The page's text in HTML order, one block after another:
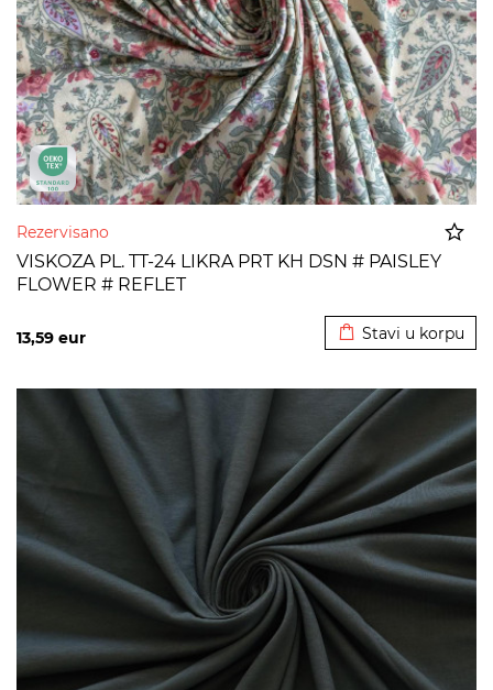
Rezervisano
VISKOZA PL. TT-24 LIKRA PRT KH DSN # PAISLEY
FLOWER # REFLET
13,59 eur Stavi u korpu